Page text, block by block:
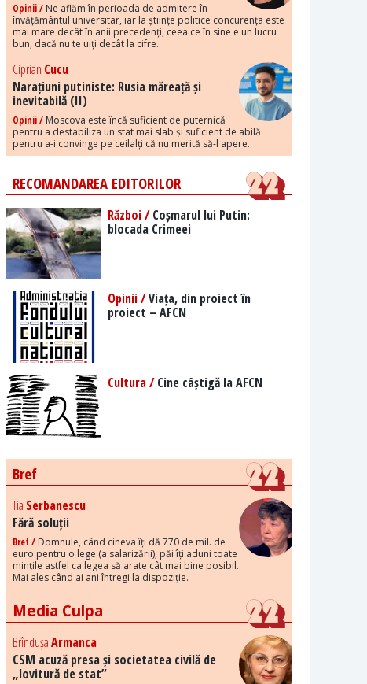
Opinii / Ne aflăm în perioada de admitere în
învățământul universitar, iar la științe politice concurența este
mai mare decât în anii precedenți, ceea ce în sine e un lucru
bun, dacă nu te uiți decât la cifre.
Ciprian Cucu
Narațiuni putiniste: Rusia măreață și
inevitabilă (II)
Opinii / Moscova este încă suficient de puternică
pentru a destabiliza un stat mai slab și suficient de abilă
pentru a-i convinge pe ceilalți că nu merită să-l apere.
RECOMANDAREA EDITORILOR
Război /Coșmarul lui Putin:
blocada Crimeei
Opinii /Viața, din proiect în
proiect – AFCN
Cultura /Cine câștigă la AFCN
Bref
Tia Serbanescu
Fără soluții
Bref / Domnule, când cineva îți dă 770 de mil. de
euro pentru o lege (a salarizării), păi îți aduni toate
mințile astfel ca legea să arate cât mai bine posibil.
Mai ales când ai ani întregi la dispoziție.
Media Culpa
BrîndușaArmanca
CSM acuză presa și societatea civilă de
„lovitură de stat”